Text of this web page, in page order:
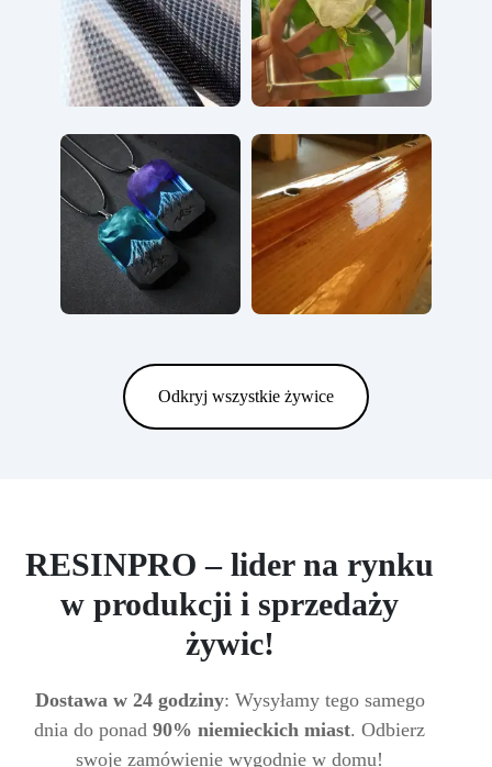
Odkryj wszystkie żywice
RESINPRO – lider na rynku
w produkcji i sprzedaży
żywic!
Dostawa w 24 godziny: Wysyłamy tego samego
dnia do ponad 90% niemieckich miast. Odbierz
swoje zamówienie wygodnie w domu!